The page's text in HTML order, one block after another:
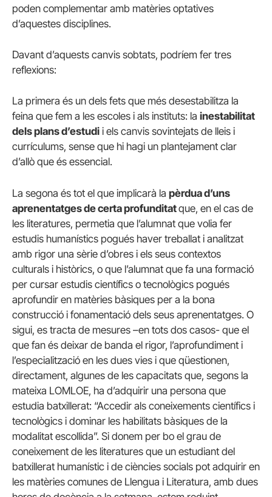
poden complementar amb matèries optatives
d’aquestes disciplines.
Davant d’aquests canvis sobtats, podríem fer tres
reflexions:
La primera és un dels fets que més desestabilitza la
feina que fem a les escoles i als instituts: la inestabilitat
dels plans d’estudi i els canvis sovintejats de lleis i
currículums, sense que hi hagi un plantejament clar
d’allò que és essencial.
La segona és tot el que implicarà la pèrdua d’uns
aprenentatges de certa profunditatque, en el cas de
les literatures, permetia que l’alumnat que volia fer
estudis humanístics pogués haver treballat i analitzat
amb rigor una sèrie d’obres i els seus contextos
culturals i històrics, o que l’alumnat que fa una formació
per cursar estudis científics o tecnològics pogués
aprofundir en matèries bàsiques per a la bona
construcció i fonamentació dels seus aprenentatges. O
sigui, es tracta de mesures –en tots dos casos- que el
que fan és deixar de banda el rigor, l’aprofundiment i
l’especialització en les dues vies i que qüestionen,
directament, algunes de les capacitats que, segons la
mateixa LOMLOE, ha d’adquirir una persona que
estudia batxillerat: “Accedir als coneixements científics i
tecnològics i dominar les habilitats bàsiques de la
modalitat escollida”. Si donem per bo el grau de
coneixement de les literatures que un estudiant del
batxillerat humanístic i de ciències socials pot adquirir en
les matèries comunes de Llengua i Literatura, amb dues